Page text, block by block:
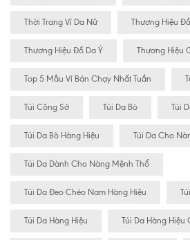
Thời Trang Ví Da Nữ Thương Hiệu
Thương Hiệu Đồ Da Ý Thương Hiệu
Top 5 Mẫu Ví Bán Chạy Nhất Tuần
Túi Công Sở Túi Da Bò Túi
Túi Da Bò Hàng Hiệu Túi Da Cho
Túi Da Dành Cho Nàng Mệnh Thổ
Túi Da Đeo Chéo Nam Hàng Hiệu
Túi Da Hàng Hiệu Túi Da Hàng Hiệu